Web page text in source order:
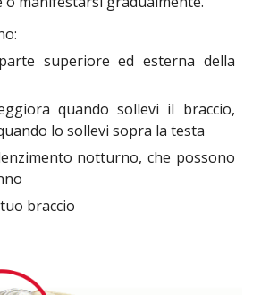
superiore ed esterna della
quando sollevi il braccio,
lo sollevi sopra la testa
notturno, che possono
braccio